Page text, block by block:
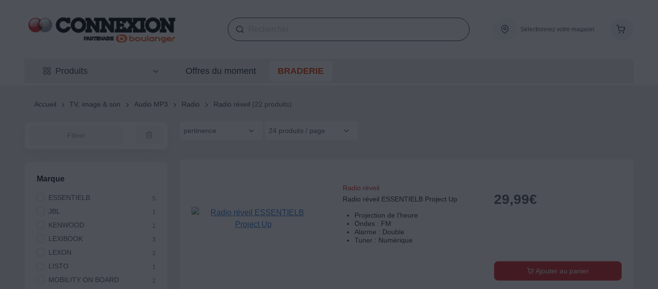
Sélectionnez votre magasin
Produits Offres du moment BRADERIE
Accueil TV, image & son Audio MP3 Radio Radio réveil (22 produits)
Filtrer
Marque
ESSENTIELB 5
JBL 1
KENWOOD 1
LEXIBOOK 3
LEXON 2
LISTO 1
MOBILITY ON BOARD 2
pertinence 24 produits / page
Radio réveil
Radio réveil ESSENTIELB Project Up
Projection de l'heure
Ondes : FM
Alarme : Double
Tuner : Numérique
29,99€
Ajouter au panier